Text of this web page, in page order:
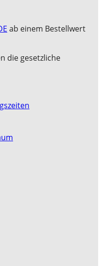
ab einem Bestellwert
die gesetzliche